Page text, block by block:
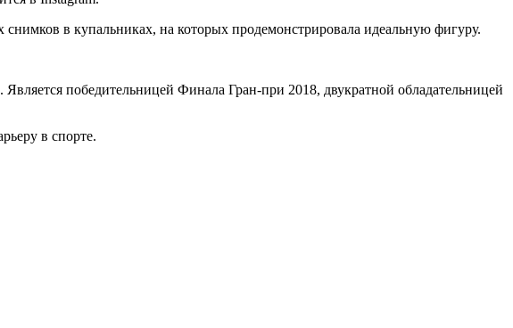
в купальниках, на которых продемонстрировала идеальную фигуру.
победительницей Финала Гран-при 2018, двукратной обладательницей
в спорте.